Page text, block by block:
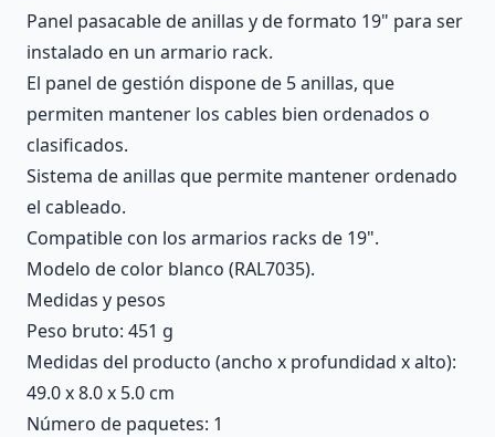
Panel pasacable de anillas y de formato 19" para ser
instalado en un armario rack.
El panel de gestión dispone de 5 anillas, que
permiten mantener los cables bien ordenados o
clasificados.
Sistema de anillas que permite mantener ordenado
el cableado.
Compatible con los armarios racks de 19".
Modelo de color blanco (RAL7035).
Medidas y pesos
Peso bruto: 451 g
Medidas del producto (ancho x profundidad x alto):
49.0 x 8.0 x 5.0 cm
Número de paquetes: 1